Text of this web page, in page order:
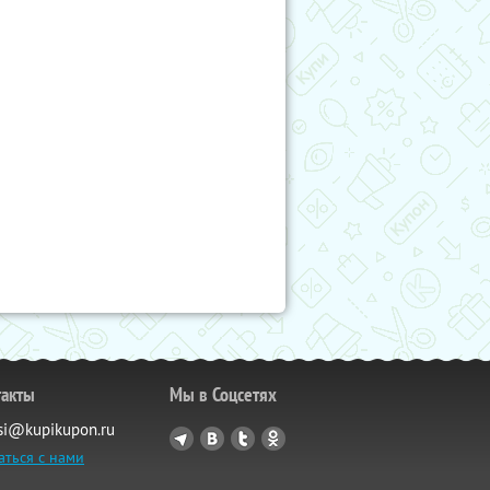
с нами
Мы в Соцсетях